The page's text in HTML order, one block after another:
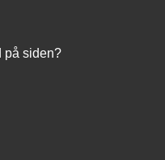
på siden?